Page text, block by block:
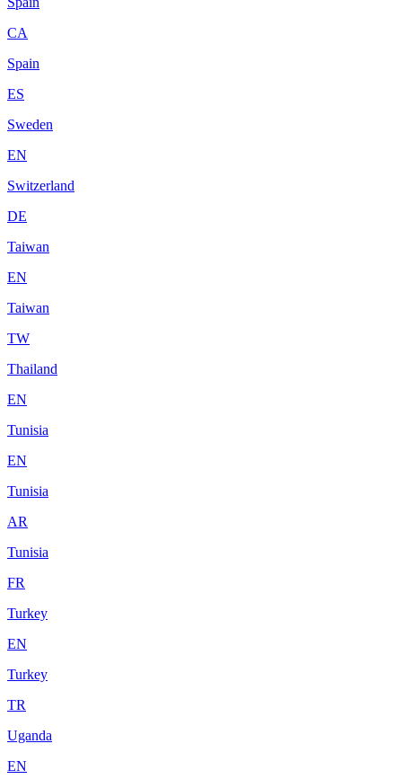
CA
Spain
ES
Sweden
EN
Switzerland
DE
Taiwan
EN
Taiwan
TW
Thailand
EN
Tunisia
EN
Tunisia
AR
Tunisia
FR
Turkey
EN
Turkey
TR
Uganda
EN